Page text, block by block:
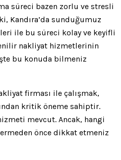
süreci bazen zorlu ve stresli
Kandıra’da sunduğumuz
ile bu süreci kolay ve keyifli
nakliyat hizmetlerinin
bu konuda bilmeniz
firması ile çalışmak,
kritik öneme sahiptir.
mevcut. Ancak, hangi
önce dikkat etmeniz